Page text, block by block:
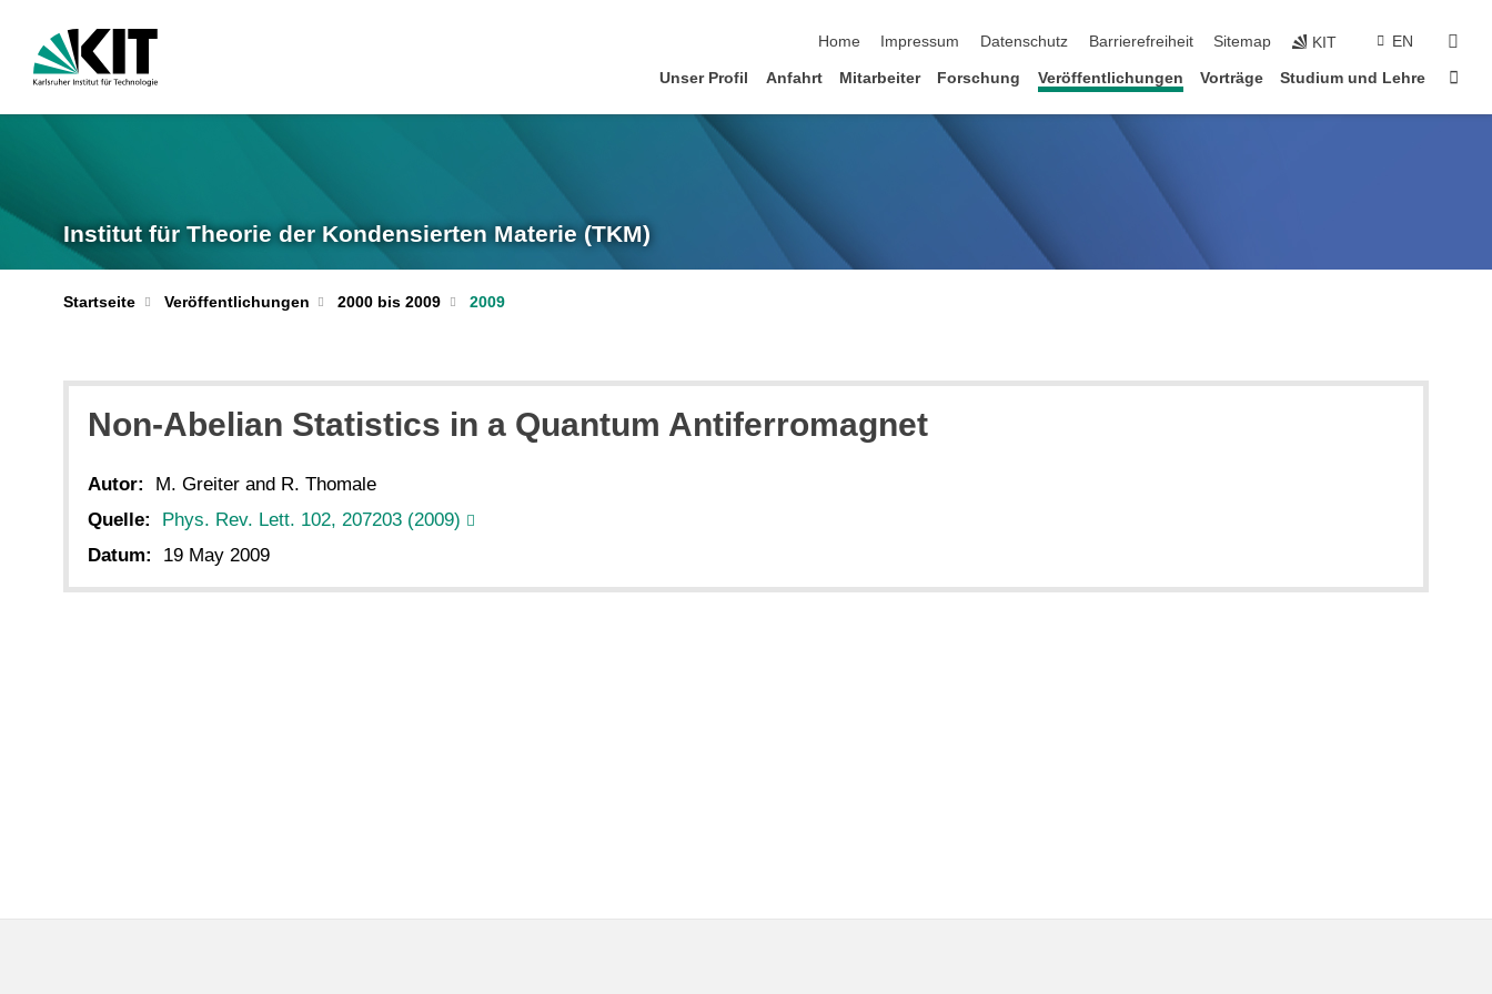
Home
Impressum Datenschutz Barrierefreiheit Sitemap KIT EN
Unser Profil Anfahrt Mitarbeiter Forschung Veröffentlichungen Vorträge Studium und Lehre
Institut für Theorie der Kondensierten Materie (TKM)
Startseite Veröffentlichungen 2000 bis 2009 2009
Non-Abelian Statistics in a Quantum Antiferromagnet
Autor:
M. Greiter and R. Thomale
Quelle:
Phys. Rev. Lett. 102, 207203 (2009)
Datum:
19 May 2009